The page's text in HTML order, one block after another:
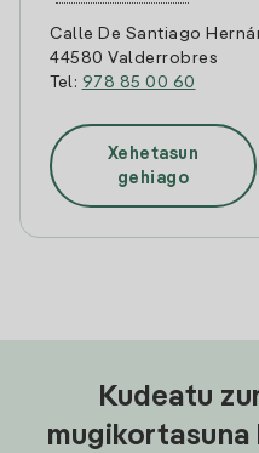
Calle De Santiago
44580 Valderrobres
Tel: 978 85 00 60
Xehetasun
gehiago
Kudeatu
mugikortasuna